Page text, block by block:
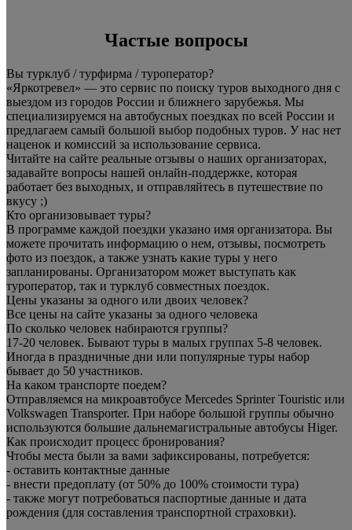
Частые вопросы
Вы турклуб / турфирма / туроператор?
«Яркотревел» — это сервис по поиску туров выходного дня с
выездом из городов России и ближнего зарубежья. Мы
специализируемся на автобусных поездках по всей России и
предлагаем самый большой выбор подобных туров. У нас нет
наценок и комиссий за использование сервиса.
Читайте на сайте реальные отзывы о наших организаторах,
задавайте вопросы нашей онлайн-поддержке, которая
работает без выходных, и отправляйтесь в путешествие по
вкусу ;)
Кто организовывает туры?
В программе каждой поездки указано имя организатора. Вы
можете прочитать информацию о нем, отзывы, посмотреть
фото из поездок, а также узнать какие туры у него
запланированы. Организатором может выступать как
туроператор, так и турклуб совместных поездок.
Цены указаны за одного или двоих человек?
Все цены на сайте указаны за одного человека
По сколько человек набираются группы?
17-20 человек. Бывают туры в малых группах 5-8 человек.
Иногда в праздничные дни или популярные туры набор
бывает до 50 участников.
На каком транспорте поедем?
Отправляемся на микроавтобусе Mercedes Sprinter Touristic или
Volkswagen Transporter. При наборе большой группы обычно
используются большие дальнемагистральные автобусы Higer.
Как происходит процесс бронирования?
Чтобы места были за вами зафиксированы, потребуется:
- оставить контактные данные
- внести предоплату (от 50% до 100% стоимости тура)
- также могут потребоваться паспортные данные и дата
рождения (для составления транспортной страховки).